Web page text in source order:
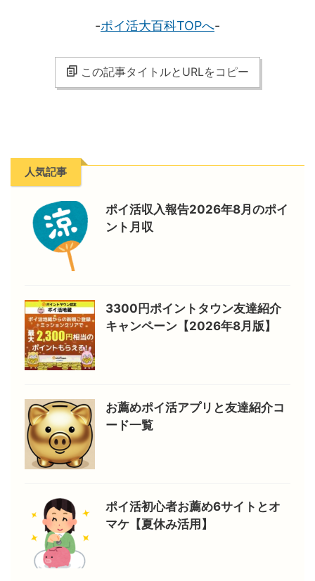
-ポイ活大百科TOPへ-
この記事タイトルとURLをコピー
人気記事
ポイ活収入報告2026年8月のポイ
ント月収
3300円ポイントタウン友達紹介
キャンペーン【2026年8月版】
お薦めポイ活アプリと友達紹介コ
ード一覧
ポイ活初心者お薦め6サイトとオ
マケ【夏休み活用】